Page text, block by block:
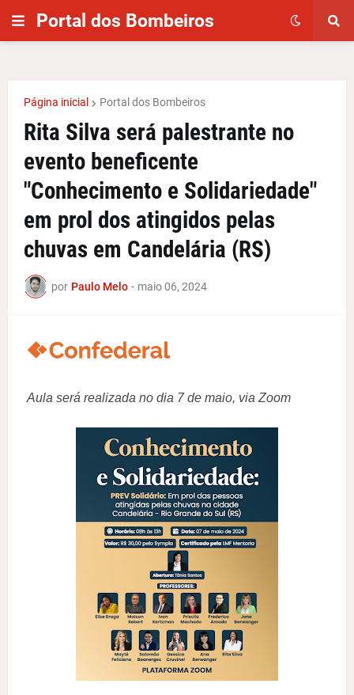
Portal dos Bombeiros
Página inicial Portal dos Bombeiros
Rita Silva será palestrante no
evento beneficente
"Conhecimento e Solidariedade"
em prol dos atingidos pelas
chuvas em Candelária (RS)
por Paulo Melo - maio 06, 2024
Aula será realizada no dia 7 de maio, via Zoom